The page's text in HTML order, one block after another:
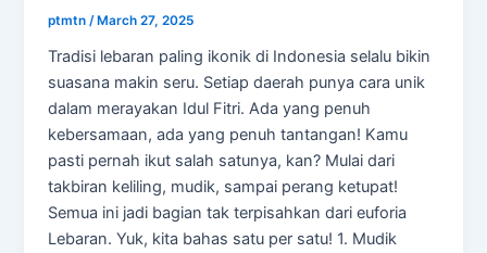
ptmtn /March 27, 2025
Tradisi lebaran paling ikonik di Indonesia selalu bikin
suasana makin seru. Setiap daerah punya cara unik
dalam merayakan Idul Fitri. Ada yang penuh
kebersamaan, ada yang penuh tantangan! Kamu
pasti pernah ikut salah satunya, kan? Mulai dari
takbiran keliling, mudik, sampai perang ketupat!
Semua ini jadi bagian tak terpisahkan dari euforia
Lebaran. Yuk, kita bahas satu per satu! 1. Mudik